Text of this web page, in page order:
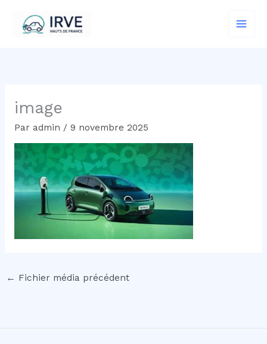
contenu
image
Par admin / 9 novembre 2025
← Fichier média précédent